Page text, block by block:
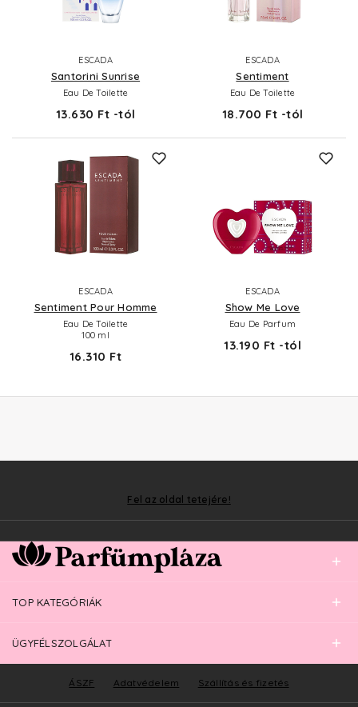
ESCADA
Santorini Sunrise
Eau De Toilette
13.630 Ft -tól
ESCADA
Sentiment
Eau De Toilette
18.700 Ft -tól
ESCADA
Sentiment Pour Homme
Eau De Toilette
100 ml
16.310 Ft
ESCADA
Show Me Love
Eau De Parfum
13.190 Ft -tól
Fel az oldal tetejére!
TOP KATEGÓRIÁK
ÜGYFÉLSZOLGÁLAT
ÁSZF Adatvédelem Szállítás és fizetés